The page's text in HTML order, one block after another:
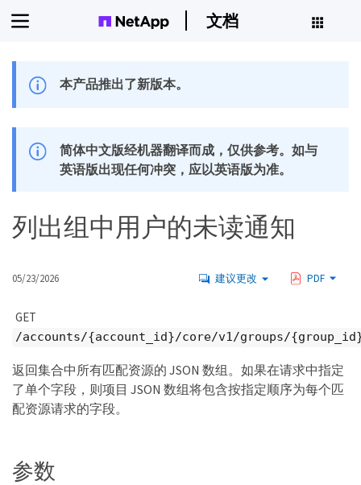
文档
本产品推出了新版本。
简体中文版经机器翻译而成，仅供参考。如与
英语版出现任何冲突，应以英语版为准。
列出组中用户的未读通知
05/23/2026 建议更改 PDF
GET
/accounts/{account_id}/core/v1/groups/
返回集合中所有匹配资源的 JSON 数组。如果在请求中指定
了单个字段，则项目 JSON 数组将包含按指定顺序为每个匹
配资源请求的字段。
参数